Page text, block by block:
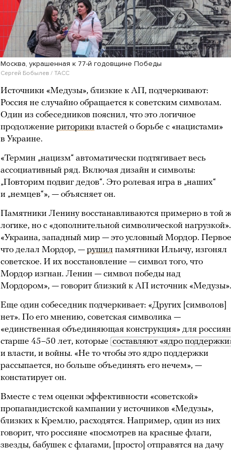
Москва, украшенная к 77-й годовщине Победы
Сергей Бобылев / ТАСС
Источники «Медузы», близкие к АП, подчеркивают:
Россия не случайно обращается к советским символам.
Один из собеседников пояснил, что это логичное
продолжение риторики властей о борьбе с «нацистами»
в Украине.
«Термин „нацизм“ автоматически подтягивает весь
ассоциативный ряд. Включая дизайн и символы:
„Повторим подвиг дедов“. Это ролевая игра в „наших“
и „немцев“», — объясняет он.
Памятники Ленину восстанавливаются примерно в той
логике, но с «дополнительной символической нагрузкой».
«Украина, западный мир — это условный Мордор.
что делал Мордор, — рушил памятники Ильичу, изгонял
советское. И их восстановление — символ того, что
Мордор изгнан. Ленин — символ победы над
Мордором», — говорит близкий к АП источник «Медузы».
Еще один собеседник подчеркивает: «Других [символов]
нет». По его мнению, советская символика —
«единственная объединяющая конструкция» для россиян
старше 45–50 лет, которые составляют «ядро
и власти, и войны. «Не то чтобы это ядро поддержки
рассыпается, но больше объединять его нечем», —
констатирует он.
Вместе с тем оценки эффективности «советской»
пропагандистской кампании у источников «Медузы»,
близких к Кремлю, расходятся. Например, один из них
говорит, что россияне «посмотрев на красные флаги,
звезды, бабушек с флагами, [просто] отправятся на дачу